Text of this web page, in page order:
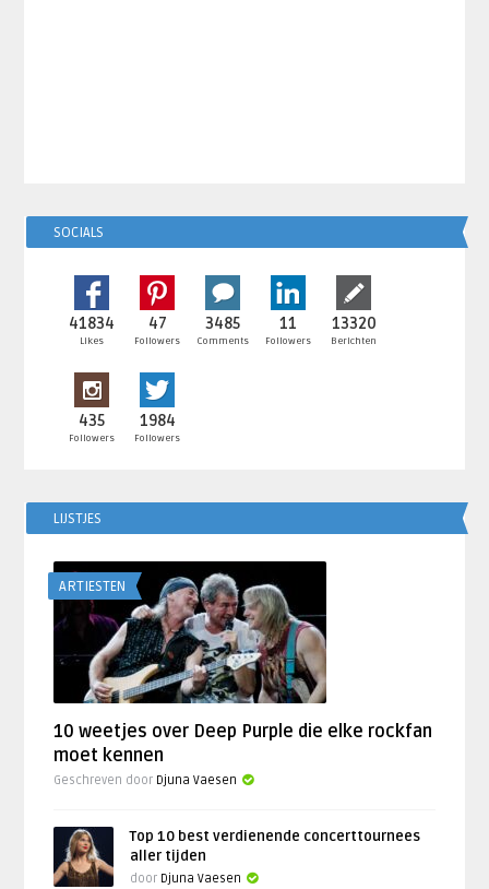
SOCIALS
41834
Likes
47
Followers
3485
Comments
11
Followers
13320
Berichten
435
Followers
1984
Followers
LIJSTJES
ARTIESTEN
10 weetjes over Deep Purple die elke rockfan
moet kennen
Geschreven door Djuna Vaesen
Top 10 best verdienende concerttournees
aller tijden
door Djuna Vaesen